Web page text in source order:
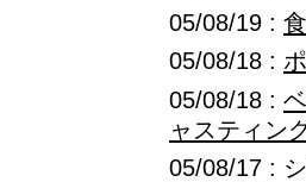
05/08/19 :
05/08/18 :
05/08/18 :
ャスティン
05/08/17 :